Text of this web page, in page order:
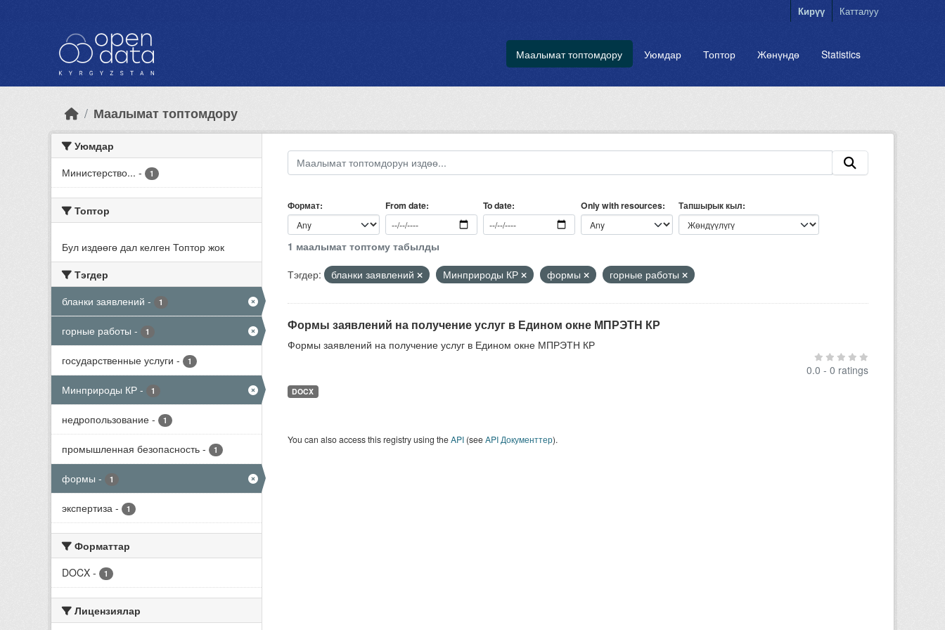
Кирүү Катталуу
Маалымат топтомдору Уюмдар Топтор Жөнүндө Statistics
Маалымат топтомдору
Уюмдар
Министерство... - 1
Топтор
Бул издөөгө дал келген Топтор жок
Тэгдер
бланки заявлений - 1
горные работы - 1
государственные услуги - 1
Минприроды КР - 1
недропользование - 1
промышленная безопасность - 1
формы - 1
экспертиза - 1
Форматтар
DOCX - 1
Лицензиялар
Формат From date To date Only with resources Тапшырык кыл
1 маалымат топтому табылды
Тэгдер:
бланки заявлений Минприроды КР формы горные работы
Формы заявлений на получение услуг в Едином окне МПРЭТН КР
Формы заявлений на получение услуг в Едином окне МПРЭТН КР
0.0 - 0 ratings
DOCX
You can also access this registry using theAPI(seeAPI Документтер).